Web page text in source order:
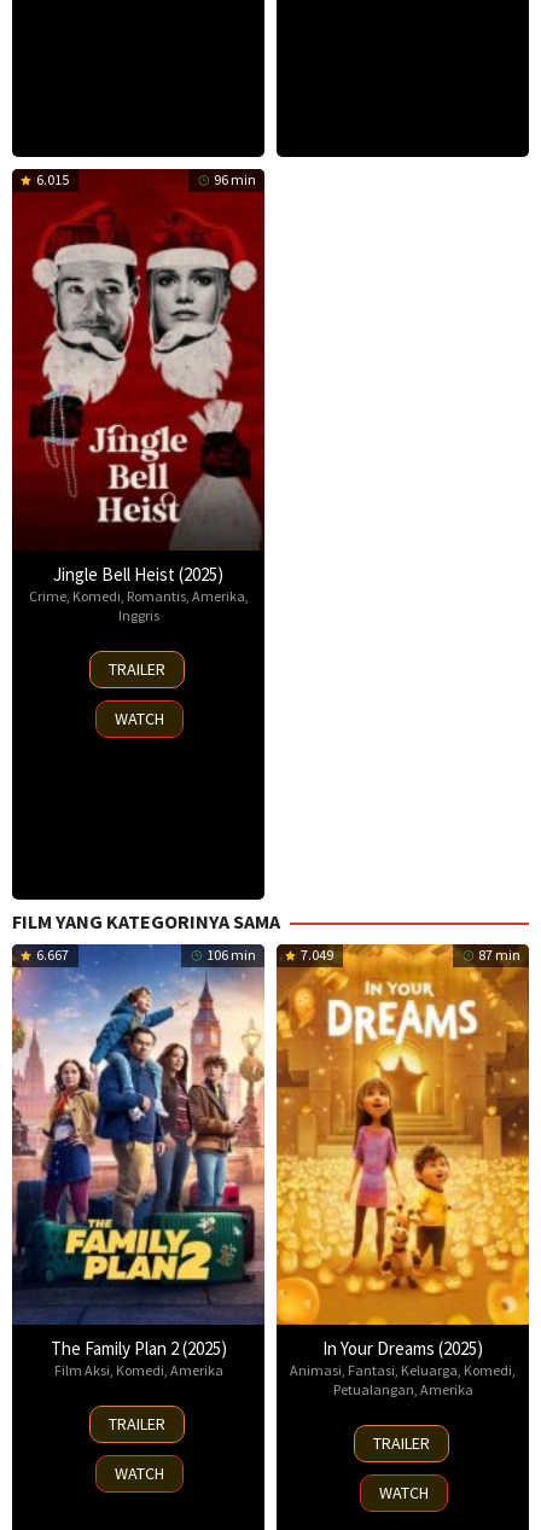
6.015 96 min
Jingle Bell Heist (2025)
Crime, Komedi Romantis, Amerika
Inggris
25
Nov
2025
TRAILER
WATCH
FILM YANG KATEGORINYA SAMA
6.667 106 min
The Family Plan 2 (2025)
Film Aksi, Komedi, Amerika
11
Nov
2025
TRAILER
WATCH
7.049 87 min
In Your Dreams (2025)
Animasi, Fantasi, Keluarga, Komedi,
Petualangan, Amerika
7
Nov
2025
TRAILER
WATCH